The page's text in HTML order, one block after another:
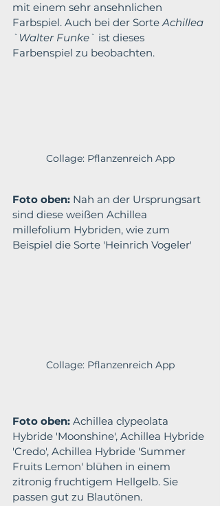
mit einem sehr ansehnlichen
Farbspiel. Auch bei der Sorte Achillea
`Walter Funke` ist dieses
Farbenspiel zu beobachten.
Collage: Pflanzenreich App
Foto oben: Nah an der Ursprungsart
sind diese weißen Achillea
millefolium Hybriden, wie zum
Beispiel die Sorte 'Heinrich Vogeler'
Collage: Pflanzenreich App
Foto oben: Achillea clypeolata
Hybride 'Moonshine', Achillea Hybride
'Credo', Achillea Hybride 'Summer
Fruits Lemon' blühen in einem
zitronig fruchtigem Hellgelb. Sie
passen gut zu Blautönen.